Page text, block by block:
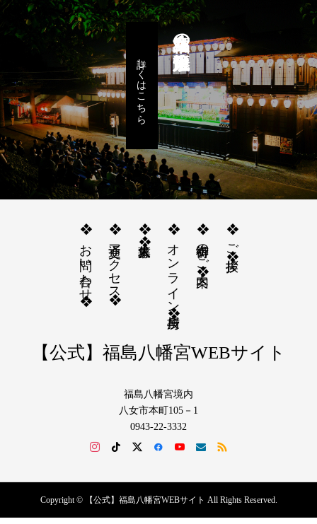
八女福島の燈籠人形
詳しくはこちら
❖ご挨拶❖
❖御祈祷のご案内❖
❖オンライン授与所❖
❖求人募集❖
❖交通アクセス❖
❖お問い合わせ❖
【公式】福島八幡宮WEBサイト
福島八幡宮境内
八女市本町105－1
0943-22-3332
Copyright © 【公式】福島八幡宮WEBサイト All Rights Reserved.